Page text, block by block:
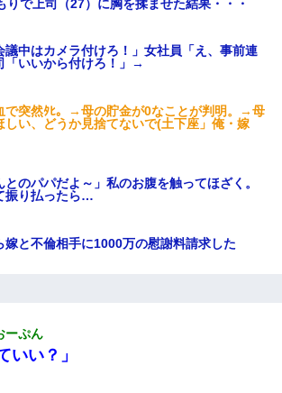
りで上司（27）に胸を揉ませた結果・・・
議中はカメラ付けろ！」女社員「え、事前連
「いいから付けろ！」→
で突然ﾀﾋ。→母の貯金が0なことが判明。→母
しい、どうか見捨てないで(土下座」俺・嫁
のパパだよ～」私のお腹を触ってほざく。
振り払ったら…
嫁と不倫相手に1000万の慰謝料請求した
から思い切って転職した」とSNSで呟いた
かました元上司がLINEを送ってきた。
ーぷん
いい？」